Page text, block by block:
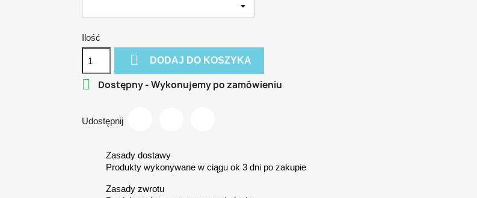
Ilość
 DODAJ DO KOSZYKA
 Dostępny - Wykonujemy po zamówieniu
Udostępnij
Zasady dostawy
Produkty wykonywane w ciągu ok 3 dni po zakupie
Zasady zwrotu